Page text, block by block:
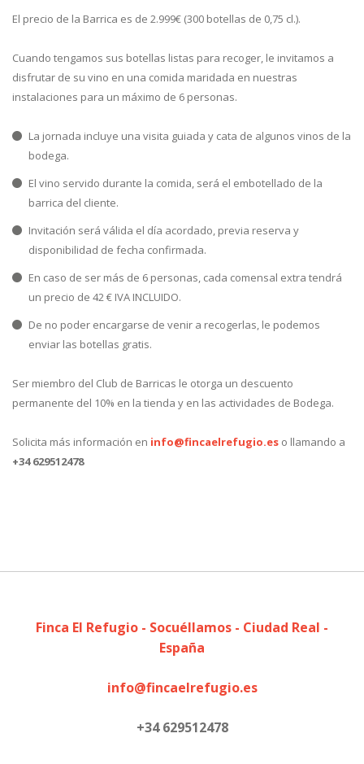
El precio de la Barrica es de 2.999€ (300 botellas de 0,75 cl.).
Cuando tengamos sus botellas listas para recoger, le invitamos a
disfrutar de su vino en una comida maridada en nuestras
instalaciones para un máximo de 6 personas.
La jornada incluye una visita guiada y cata de algunos vinos de la
bodega.
El vino servido durante la comida, será el embotellado de la
barrica del cliente.
Invitación será válida el día acordado, previa reserva y
disponibilidad de fecha confirmada.
En caso de ser más de 6 personas, cada comensal extra tendrá
un precio de 42 € IVA INCLUIDO.
De no poder encargarse de venir a recogerlas, le podemos
enviar las botellas gratis.
Ser miembro del Club de Barricas le otorga un descuento
permanente del 10% en la tienda y en las actividades de Bodega.
Solicita más información en info@fincaelrefugio.es o llamando a
+34 629512478
Finca El Refugio - Socuéllamos - Ciudad Real -
España
info@fincaelrefugio.es
+34 629512478